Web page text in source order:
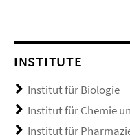
INSTITUTE
Institut für Biologie
Institut für Chemie
Institut für